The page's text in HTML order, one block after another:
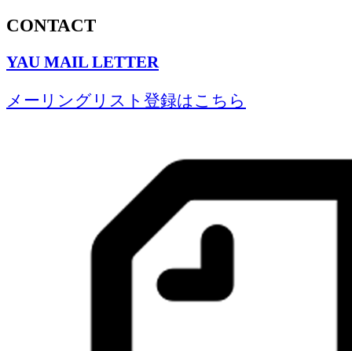
CONTACT
YAU MAIL LETTER
メーリングリスト登録はこちら